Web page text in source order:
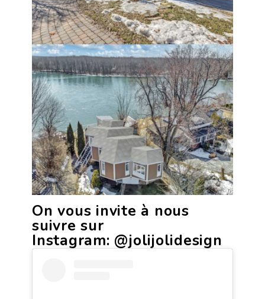
On vous invite à nous
suivre sur
Instagram: @jolijolidesign